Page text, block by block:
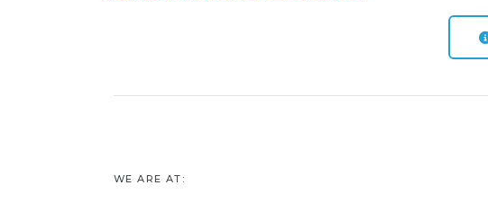
WE ARE AT: